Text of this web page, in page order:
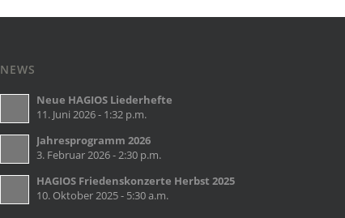
NEWS
Neue HAGIOS Liederhefte
11. Juni 2026 - 1:32 p.m.
Jahresprogramm 2026
3. Februar 2026 - 2:30 p.m.
HAGIOS Friedenskonzerte Herbst 2025
10. Oktober 2025 - 5:30 a.m.